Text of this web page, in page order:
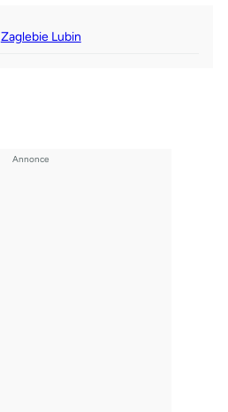
Zaglebie Lubin